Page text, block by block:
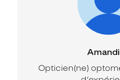
Opticien(ne)